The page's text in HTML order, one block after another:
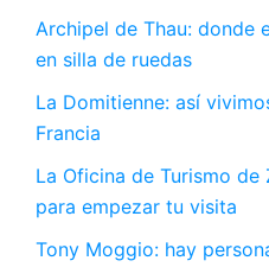
Archipel de Thau: donde
en silla de ruedas
La Domitienne: así
Francia
La Oficina de Turismo
para empezar tu visita
Tony Moggio: hay